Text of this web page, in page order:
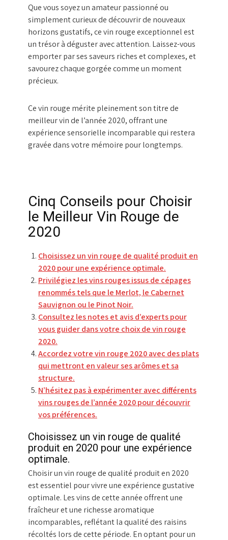
Que vous soyez un amateur passionné ou
simplement curieux de découvrir de nouveaux
horizons gustatifs, ce vin rouge exceptionnel est
un trésor à déguster avec attention. Laissez-vous
emporter par ses saveurs riches et complexes, et
savourez chaque gorgée comme un moment
précieux.
Ce vin rouge mérite pleinement son titre de
meilleur vin de l’année 2020, offrant une
expérience sensorielle incomparable qui restera
gravée dans votre mémoire pour longtemps.
Cinq Conseils pour Choisir
le Meilleur Vin Rouge de
2020
Choisissez un vin rouge de qualité produit en
2020 pour une expérience optimale.
Privilégiez les vins rouges issus de cépages
renommés tels que le Merlot, le Cabernet
Sauvignon ou le Pinot Noir.
Consultez les notes et avis d’experts pour
vous guider dans votre choix de vin rouge
2020.
Accordez votre vin rouge 2020 avec des plats
qui mettront en valeur ses arômes et sa
structure.
N’hésitez pas à expérimenter avec différents
vins rouges de l’année 2020 pour découvrir
vos préférences.
Choisissez un vin rouge de qualité
produit en 2020 pour une expérience
optimale.
Choisir un vin rouge de qualité produit en 2020
est essentiel pour vivre une expérience gustative
optimale. Les vins de cette année offrent une
fraîcheur et une richesse aromatique
incomparables, reflétant la qualité des raisins
récoltés lors de cette période. En optant pour un